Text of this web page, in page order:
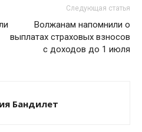
Следующая статья
Волжанам напомнили о
выплатах страховых взносов
с доходов до 1 июля
Бандилет